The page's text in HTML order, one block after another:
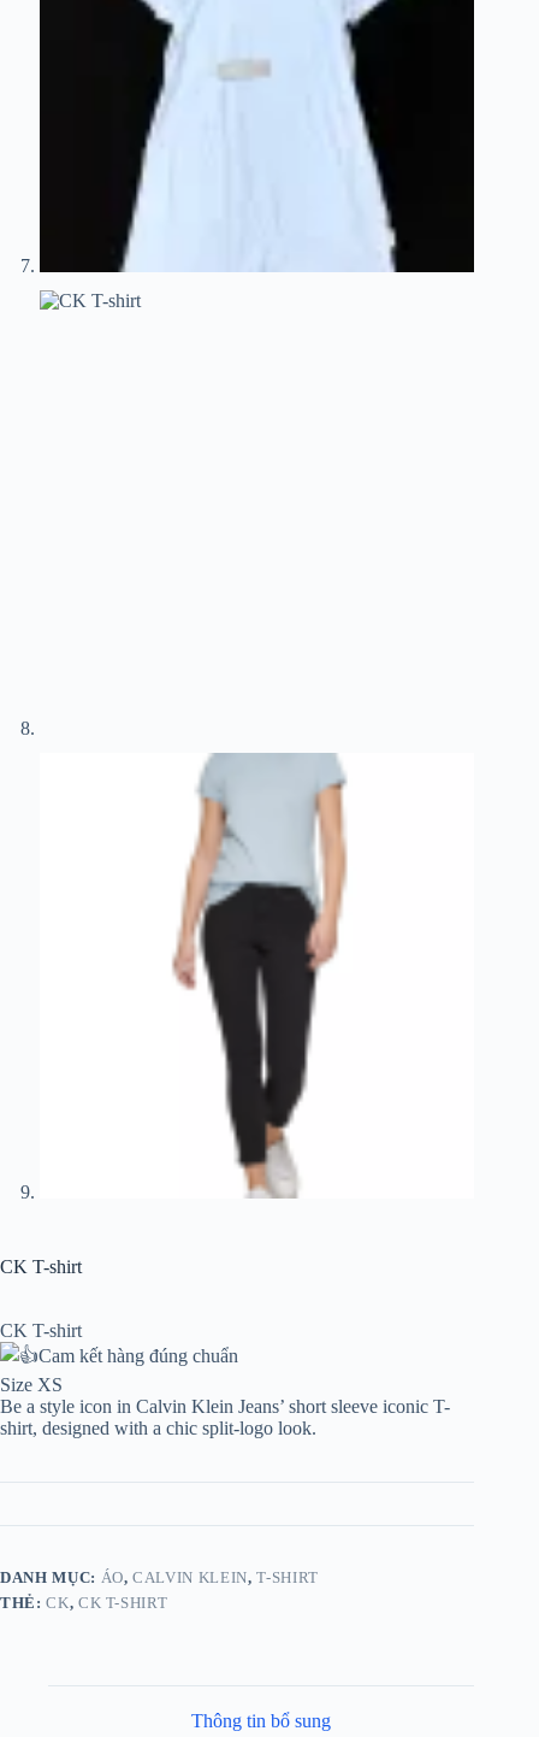
CK T-shirt
CK T-shirt
Cam kết hàng đúng chuẩn
Size XS
Be a style icon in Calvin Klein Jeans’ short sleeve iconic T-
shirt, designed with a chic split-logo look.
DANH MỤC: ÁO,CALVIN KLEIN,T-SHIRT
THẺ:CK, CK T-SHIRT
Thông tin bổ sung